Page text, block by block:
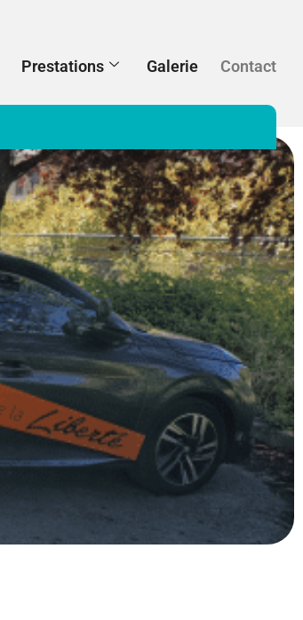
Prestations Galerie Contact